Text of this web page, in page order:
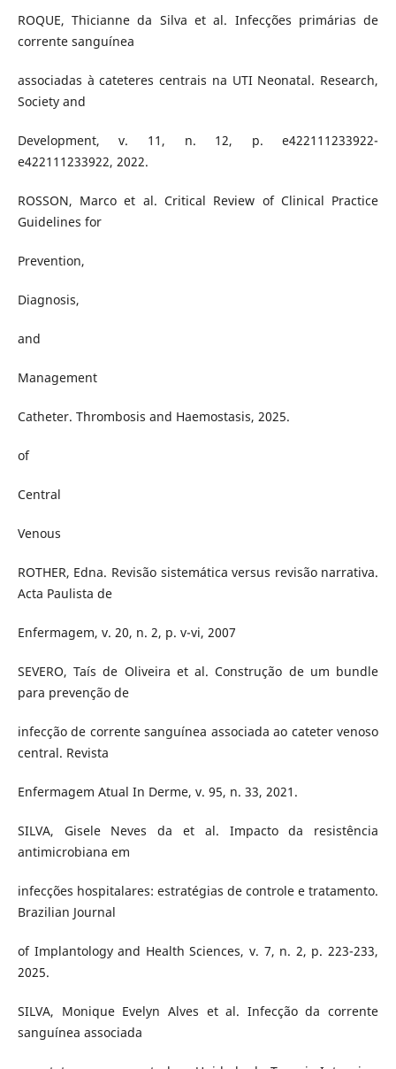
ROQUE, Thicianne da Silva et al. Infecções primárias de
corrente sanguínea
associadas à cateteres centrais na UTI Neonatal. Research,
Society and
Development, v. 11, n. 12, p. e422111233922-
e422111233922, 2022.
ROSSON, Marco et al. Critical Review of Clinical Practice
Guidelines for
Prevention,
Diagnosis,
and
Management
Catheter. Thrombosis and Haemostasis, 2025.
of
Central
Venous
ROTHER, Edna. Revisão sistemática versus revisão narrativa.
Acta Paulista de
Enfermagem, v. 20, n. 2, p. v-vi, 2007
SEVERO, Taís de Oliveira et al. Construção de um bundle
para prevenção de
infecção de corrente sanguínea associada ao cateter venoso
central. Revista
Enfermagem Atual In Derme, v. 95, n. 33, 2021.
SILVA, Gisele Neves da et al. Impacto da resistência
antimicrobiana em
infecções hospitalares: estratégias de controle e tratamento.
Brazilian Journal
of Implantology and Health Sciences, v. 7, n. 2, p. 223-233,
2025.
SILVA, Monique Evelyn Alves et al. Infecção da corrente
sanguínea associada